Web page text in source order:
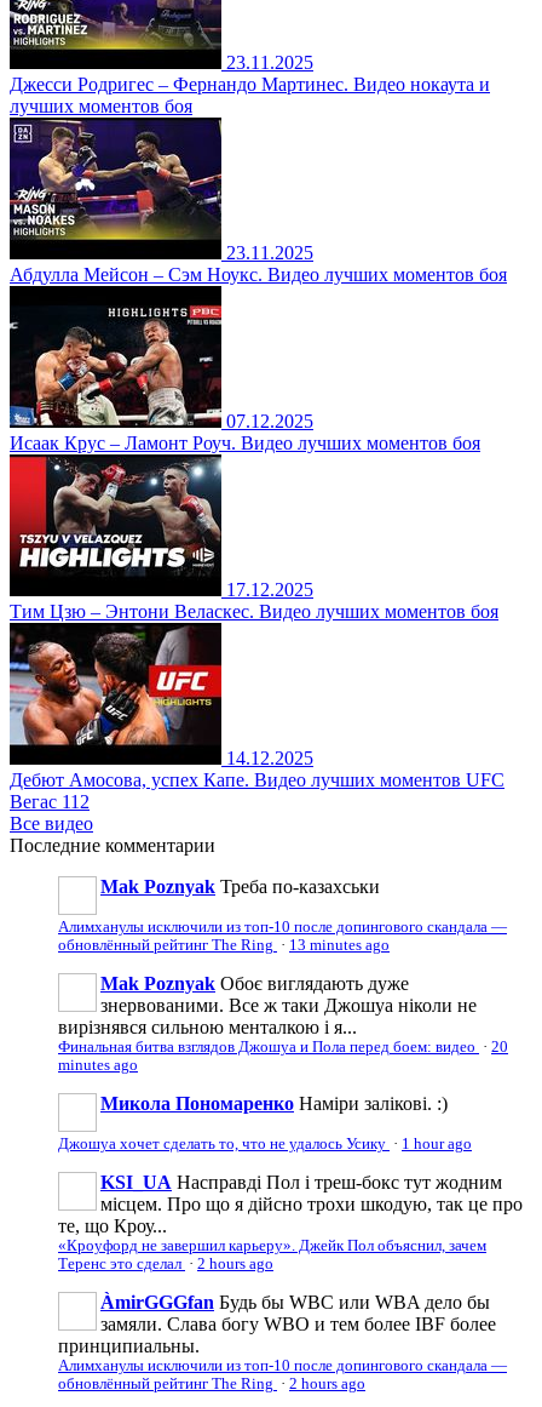
23.11.2025
Джесси Родригес – Фернандо Мартинес. Видео нокаута и
лучших моментов боя
23.11.2025
Абдулла Мейсон – Сэм Ноукс. Видео лучших моментов боя
07.12.2025
Исаак Крус – Ламонт Роуч. Видео лучших моментов боя
17.12.2025
Тим Цзю – Энтони Веласкес. Видео лучших моментов боя
14.12.2025
Дебют Амосова, успех Капе. Видео лучших моментов UFC
Вегас 112
Все видео
Последние комментарии
Mak Poznyak Треба по-казахськи
Алимханулы исключили из топ-10 после допингового скандала —
обновлённый рейтинг The Ring · 13 minutes ago
Mak Poznyak Обоє виглядають дуже
знервованими. Все ж таки Джошуа ніколи не
вирізнявся сильною менталкою і я...
Финальная битва взглядов Джошуа и Пола перед боем: видео · 20
minutes ago
Микола Пономаренко Наміри залікові. :)
Джошуа хочет сделать то, что не удалось Усику · 1 hour ago
KSI_UA Насправді Пол і треш-бокс тут жодним
місцем. Про що я дійсно трохи шкодую, так це про
те, що Кроу...
«Кроуфорд не завершил карьеру». Джейк Пол объяснил, зачем
Теренс это сделал · 2 hours ago
ÀmirGGGfan Будь бы WBC или WBA дело бы
замяли. Слава богу WBO и тем более IBF более
принципиальны.
Алимханулы исключили из топ-10 после допингового скандала —
обновлённый рейтинг The Ring · 2 hours ago